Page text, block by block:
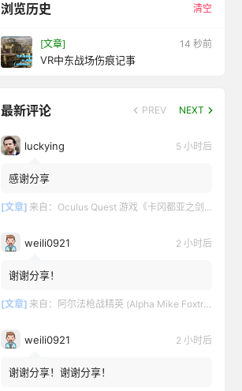
浏览历史 清空
[文章] 16 秒前
VR中东战场伤痕记事
最新评论 PREV NEXT
luckying 5 小时后
感谢分享
[文章] 来自： Oculus Quest 游戏《卡冈都亚之剑》Swords of Gargantua
weili0921 2 小时后
谢谢分享！
[文章] 来自： 阿尔法枪战精英 (Alpha Mike Foxtrot VR – AMF VR)
weili0921 2 小时后
谢谢分享！谢谢分享！